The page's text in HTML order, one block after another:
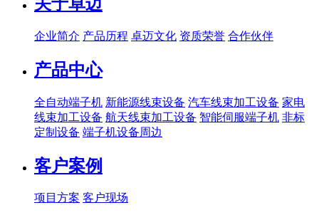
企业简介 产品历程 卓迈文化 资质荣誉 合作伙伴
产品中心
全自动端子机 新能源线束设备 汽车线束加工设备 家电
线束加工设备 航天线束加工设备 智能伺服端子机 非标
定制设备 端子机设备周边
客户案例
项目方案 客户现场